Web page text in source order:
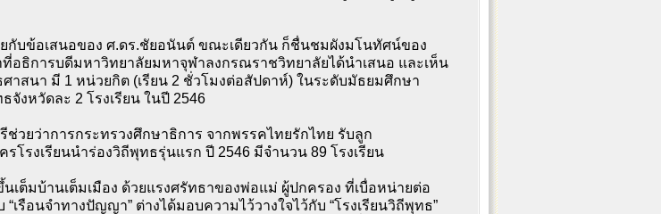
กับข้อเสนอของ ศ.ดร.ชัยอนันต์ ขณะเดียวกัน ก็ชื่นชมผังมโนทัศน์ของ
อธิการบดีมหาวิทยาลัยมหาจุฬาลงกรณราชวิทยาลัยได้นำเสนอ และเห็น
าสนา มี 1 หน่วยกิต (เรียน 2 ชั่วโมงต่อสัปดาห์) ในระดับมัธยมศึกษา
งหวัดละ 2 โรงเรียน ในปี 2546
วยว่าการกระทรวงศึกษาธิการ จากพรรคไทยรักไทย รับลูก
รงเรียนนำร่องวิถีพุทธรุ่นแรก ปี 2546 มีจำนวน 89 โรงเรียน
เต็มบ้านเต็มเมือง ด้วยแรงศรัทธาของพ่อแม่ ผู้ปกครอง ที่เบื่อหน่ายต่อ
เรือนจำทางปัญญา” ต่างได้มอบความไว้วางใจไว้กับ “โรงเรียนวิถีพุทธ”